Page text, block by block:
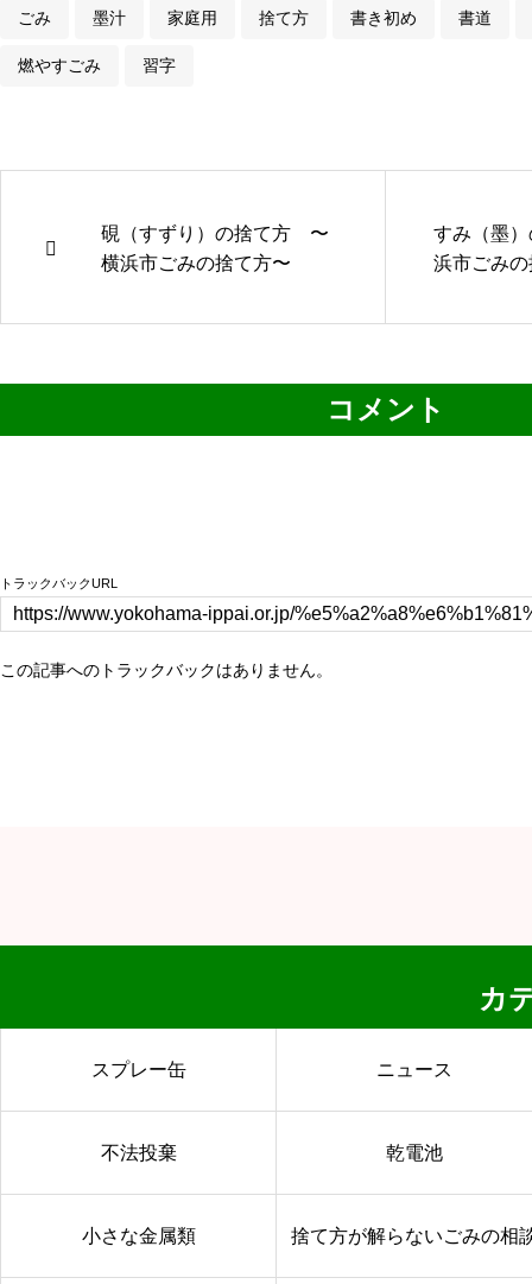
ごみ 墨汁 家庭用 捨て方 書き初め 書道
燃やすごみ 習字
硯（すずり）の捨て方 〜
横浜市ごみの捨て方〜
すみ（墨
浜市ごみ
コメント
トラックバックURL
この記事へのトラックバックはありません。
カ
スプレー缶 ニュース
不法投棄 乾電池
小さな金属類 捨て方が解らないごみの相